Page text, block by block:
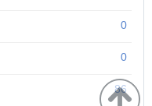
0
0
86